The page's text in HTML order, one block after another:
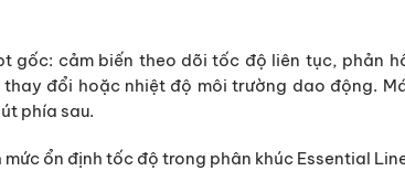
gốc: cảm biến theo dõi tốc độ liên tục, phản
đổi hoặc nhiệt độ môi trường dao động.
phía sau.
ổn định tốc độ trong phân khúc Essential